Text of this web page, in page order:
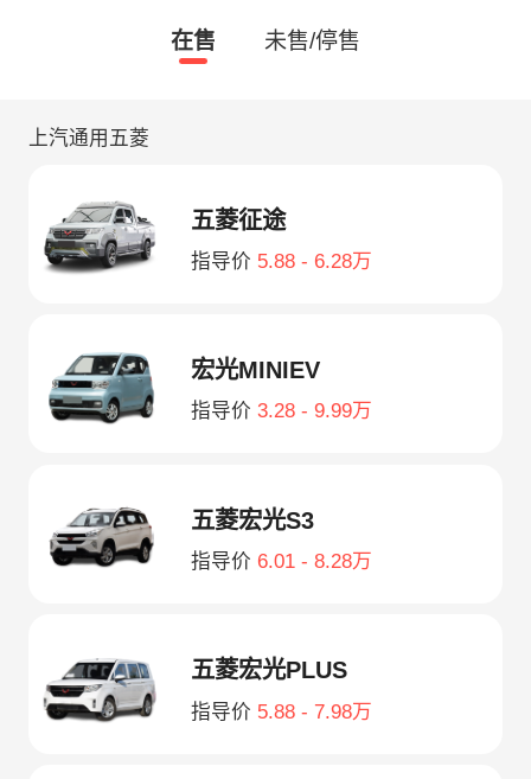
在售 未售/停售
上汽通用五菱
五菱征途
指导价 5.88 - 6.28万
宏光MINIEV
指导价 3.28 - 9.99万
五菱宏光S3
指导价 6.01 - 8.28万
五菱宏光PLUS
指导价 5.88 - 7.98万